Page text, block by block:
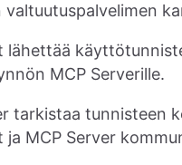
lähettää
MCP Serverille.
tarkistaa tunnisteen
ja MCP Server